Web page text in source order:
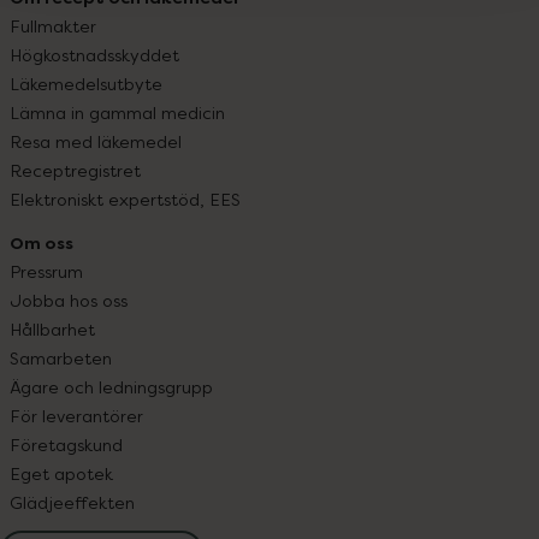
Fullmakter
Högkostnadsskyddet
Läkemedelsutbyte
Lämna in gammal medicin
Resa med läkemedel
Receptregistret
Elektroniskt expertstöd, EES
Om oss
Pressrum
Jobba hos oss
Hållbarhet
Samarbeten
Ägare och ledningsgrupp
För leverantörer
Företagskund
Eget apotek
Glädjeeffekten